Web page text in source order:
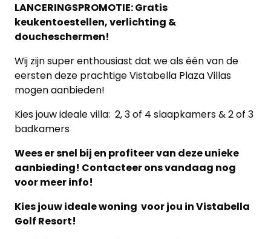
LANCERINGSPROMOTIE: Gratis
keukentoestellen, verlichting &
doucheschermen!
Wij zijn super enthousiast dat we als één van de
eersten deze prachtige Vistabella Plaza Villas
mogen aanbieden!
Kies jouw ideale villa: 2, 3 of 4 slaapkamers & 2 of 3
badkamers
Wees er snel bij en profiteer van deze unieke
aanbieding! Contacteer ons vandaag nog
voor meer info!
Kies jouw ideale woning voor jou in Vistabella
Golf Resort!